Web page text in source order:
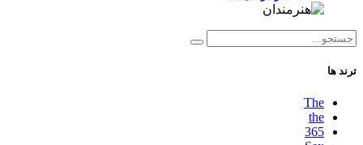
ترند ها
The
the
365